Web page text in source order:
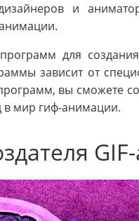
и
для
зависит от
вы сможете
в мир гиф-анимации.